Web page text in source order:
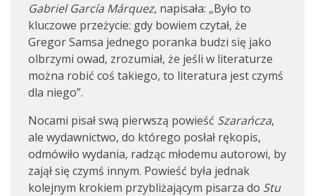
Gabriel García Márquez, napisała: „Było to
kluczowe przeżycie: gdy bowiem czytał, że
Gregor Samsa jednego poranka budzi się jako
olbrzymi owad, zrozumiał, że jeśli w literaturze
można robić coś takiego, to literatura jest czymś
dla niego”.
Nocami pisał swą pierwszą powieść Szarańcza,
ale wydawnictwo, do którego posłał rękopis,
odmówiło wydania, radząc młodemu autorowi, by
zajął się czymś innym. Powieść była jednak
kolejnym krokiem przybliżającym pisarza do Stu